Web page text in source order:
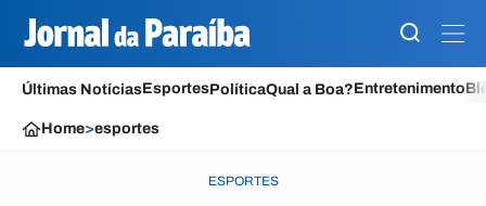
Últimas NotíciasEsportesPolíticaQual a Boa?Entretenimento
Home>esportes
ESPORTES